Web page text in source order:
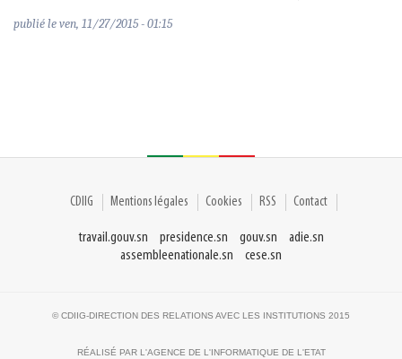
publié leven, 11/27/2015 - 01:15
CDIIG Mentions légales Cookies RSS Contact
travail.gouv.sn presidence.sn gouv.sn
adie.sn
assembleenationale.sn
cese.sn
© CDIIG-DIRECTION DES RELATIONS AVEC LES INSTITUTIONS 2015
RÉALISÉ PAR L'AGENCE DE L'INFORMATIQUE DE L'ETAT